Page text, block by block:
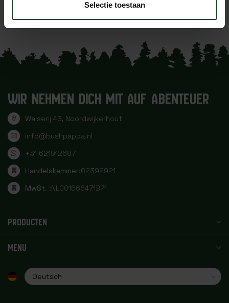
Selectie toestaan
Ihre Bewertung hinzufügen
WIR NEHMEN DICH MIT AUF ABENTEUER
Walserij 43, Noordwijkerhout
info@bushpappa.nl
+31 621912687
Handelskammer:62392921
MwSt. :NL001666471B71
PRODUCTEN
MENU